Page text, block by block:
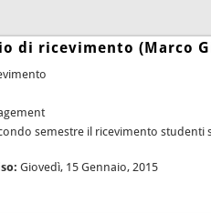
di ricevimento (Marco
semestre il ricevimento studenti
Giovedì, 15 Gennaio, 2015